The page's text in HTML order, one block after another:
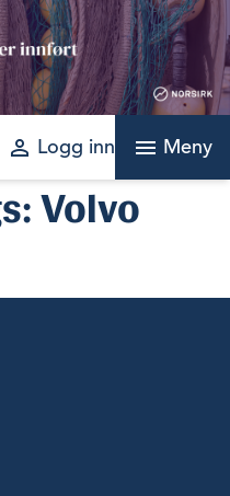
perm_identity Logg inn menu Meny
Volvo